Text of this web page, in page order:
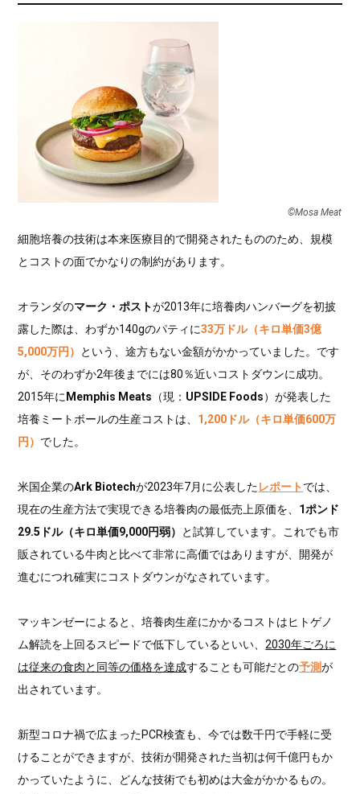
©︎Mosa Meat
細胞培養の技術は本来医療目的で開発されたもののため、規模
とコストの面でかなりの制約があります。
オランダのマーク・ポストが2013年に培養肉ハンバーグを初披
露した際は、わずか140gのパティに33万ドル（キロ単価3億
5,000万円） という、途方もない金額がかかっていました。です
が、そのわずか2年後までには80％近いコストダウンに成功。
2015年に Memphis Meats （現： UPSIDE Foods）が発表した
培養ミートボールの生産コストは、 1,200ドル（キロ単価600万
円） でした。
米国企業のArk Biotechが2023年7月に公表したレポート では、
現在の生産方法で実現できる培養肉の最低売上原価を、 1ポンド
29.5ドル（キロ単価9,000円弱） と試算しています。これでも市
販されている牛肉と比べて非常に高価ではありますが、開発が
進むにつれ確実にコストダウンがなされています。
マッキンゼーによると、培養肉生産にかかるコストはヒトゲノ
ム解読を上回るスピードで低下しているといい、2030年ごろに
は従来の食肉と同等の価格を達成することも可能だとの予測が
出されています。
新型コロナ禍で広まったPCR検査も、今では数千円で手軽に受
けることができますが、技術が開発された当初は何千億円もか
かっていたように、どんな技術でも初めは大金がかかるもの。